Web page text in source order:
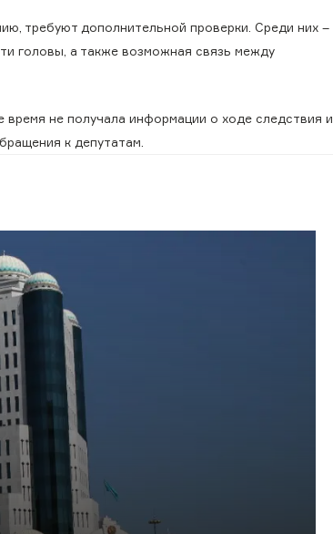
требуют дополнительной проверки. Среди них –
головы, а также возможная связь между
не получала информации о ходе следствия и
к депутатам.